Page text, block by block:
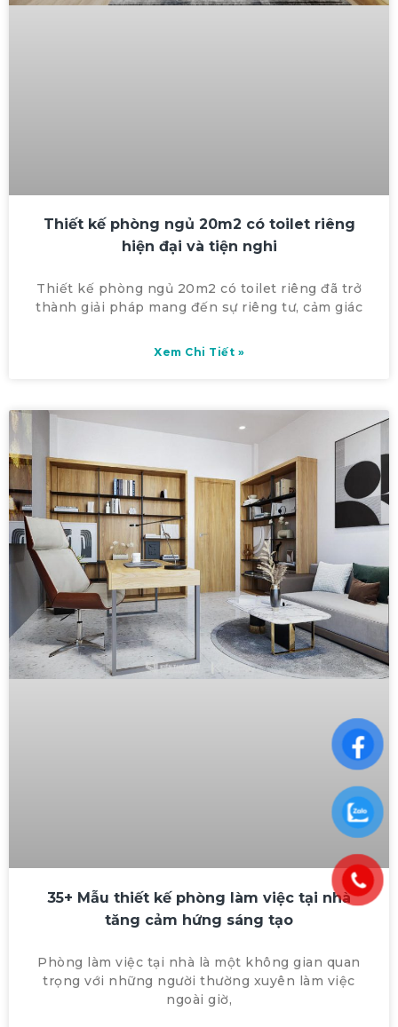
Thiết kế phòng ngủ 20m2 có toilet riêng
hiện đại và tiện nghi
Thiết kế phòng ngủ 20m2 có toilet riêng đã trở
thành giải pháp mang đến sự riêng tư, cảm giác
Xem Chi Tiết »
35+ Mẫu thiết kế phòng làm việc tại nhà
tăng cảm hứng sáng tạo
Phòng làm việc tại nhà là một không gian quan
trọng với những người thường xuyên làm việc
ngoài giờ,